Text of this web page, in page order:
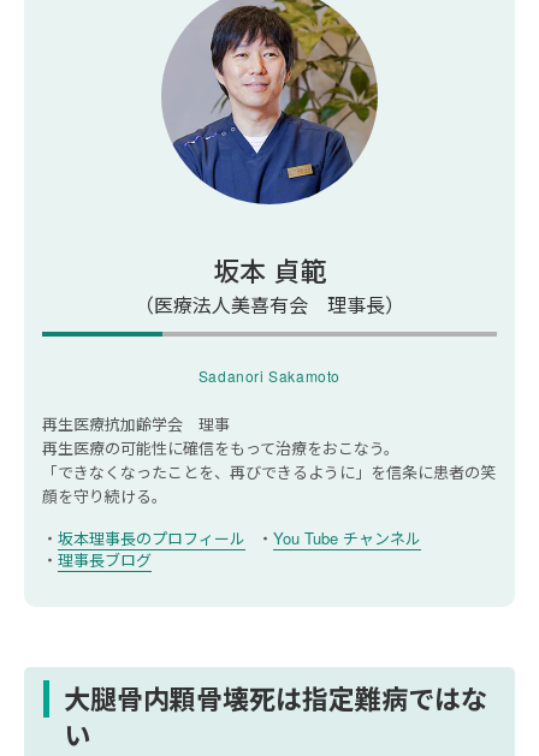
まとめ｜大腿骨内顆骨壊死は難病ではない！大腿
骨頭壊死と混同せず適した治療を進めよう
大腿骨内顆骨壊死についてよくある質問
Q：大腿骨内顆骨壊死の手術費用はどのくら
いかかりますか？
坂本 貞範
（医療法人美喜有会 理事長）
Sadanori Sakamoto
再生医療抗加齢学会 理事
再生医療の可能性に確信をもって治療をおこなう。
「できなくなったことを、再びできるように」を信条に患者の笑
顔を守り続ける。
坂本理事長のプロフィール
You Tube チャンネル
理事長ブログ
大腿骨内顆骨壊死は指定難病ではな
い